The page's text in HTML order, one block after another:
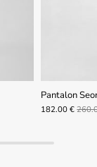
Pantalon
182.00 €